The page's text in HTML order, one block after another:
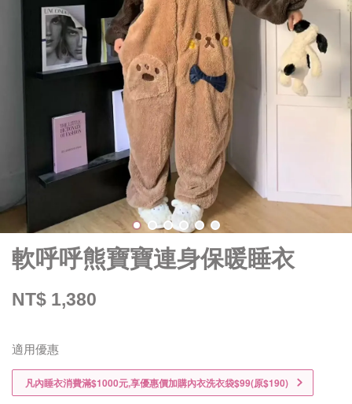
軟呼呼熊寶寶連身保暖睡衣
NT$ 1,380
適用優惠
凡內睡衣消費滿$1000元,享優惠價加購內衣洗衣袋$99(原$190)